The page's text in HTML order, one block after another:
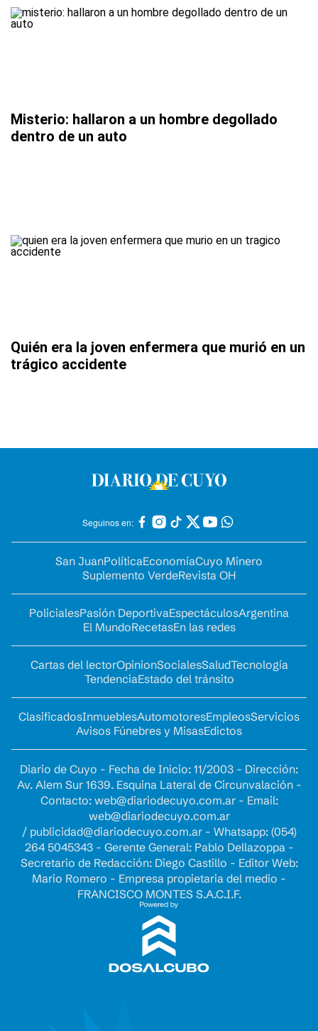
Misterio: hallaron a un hombre degollado
dentro de un auto
Quién era la joven enfermera que murió en un
trágico accidente
Seguinos en:
San JuanPolíticaEconomíaCuyo Minero
Suplemento VerdeRevista OH
PolicialesPasión DeportivaEspectáculosArgentina
El MundoRecetasEn las redes
Cartas del lectorOpinionSocialesSaludTecnología
TendenciaEstado del tránsito
ClasificadosInmueblesAutomotoresEmpleosServicios
Avisos Fúnebres y MisasEdictos
Diario de Cuyo - Fecha de Inicio: 11/2003 - Dirección:
Av. Alem Sur 1639. Esquina Lateral de Circunvalación -
Contacto: web@diariodecuyo.com.ar- Email:
web@diariodecuyo.com.ar
/ publicidad@diariodecuyo.com.ar- Whatsapp: (054)
264 5045343 - Gerente General: Pablo Dellazoppa -
Secretario de Redacción: Diego Castillo - Editor Web:
Mario Romero - Empresa propietaria del medio -
FRANCISCO MONTES S.A.C.I.F.